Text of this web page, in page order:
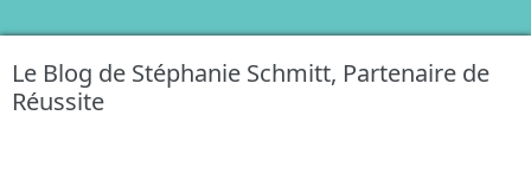
Le Blog de Stéphanie Schmitt, Partenaire de
Réussite